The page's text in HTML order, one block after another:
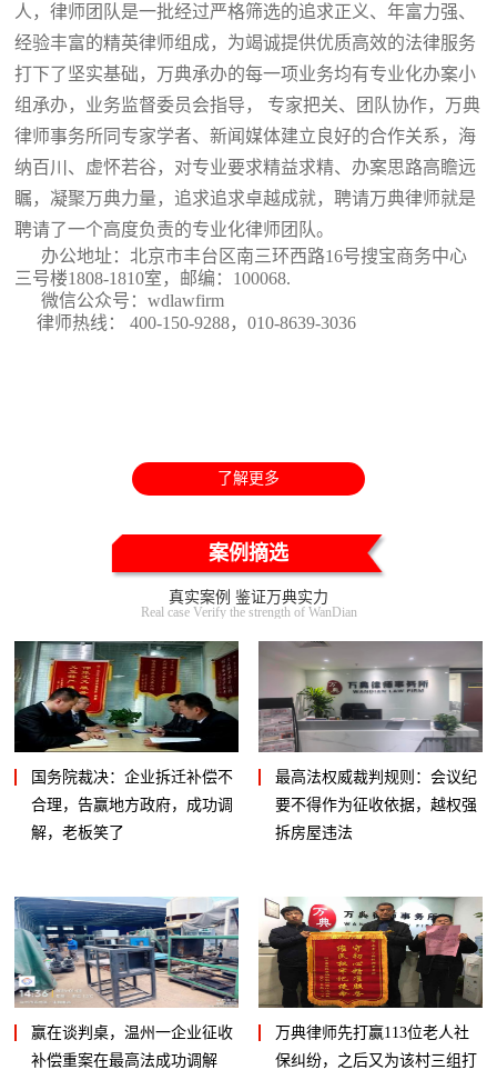
人，律师团队是一批经过严格筛选的追求正义、年富力强、
经验丰富的精英律师组成，为竭诚提供优质高效的法律服务
打下了坚实基础，万典承办的每一项业务均有专业化办案小
组承办，业务监督委员会指导， 专家把关、团队协作，万典
律师事务所同专家学者、新闻媒体建立良好的合作关系，海
纳百川、虚怀若谷，对专业要求精益求精、办案思路高瞻远
瞩，凝聚万典力量，追求追求卓越成就，聘请万典律师就是
聘请了一个高度负责的专业化律师团队。
办公地址：北京市丰台区南三环西路16号搜宝商务中心
三号楼1808-1810室 ，邮编：100068.
微信公众号：wdlawfirm
律师热线： 400-150-9288，010-8639-3036
了解更多
案例摘选
真实案例 鉴证万典实力
Real case Verify the strength of WanDian
国务院裁决：企业拆迁补偿不
合理，告赢地方政府，成功调
解，老板笑了
最高法权威裁判规则：会议纪
要不得作为征收依据，越权强
拆房屋违法
赢在谈判桌，温州一企业征收
补偿重案在最高法成功调解
万典律师先打赢113位老人社
保纠纷，之后又为该村三组打